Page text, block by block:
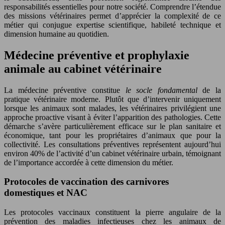
responsabilités essentielles pour notre société. Comprendre l’étendue
des missions vétérinaires permet d’apprécier la complexité de ce
métier qui conjugue expertise scientifique, habileté technique et
dimension humaine au quotidien.
Médecine préventive et prophylaxie
animale au cabinet vétérinaire
La médecine préventive constitue le socle fondamentalde la
pratique vétérinaire moderne. Plutôt que d’intervenir uniquement
lorsque les animaux sont malades, les vétérinaires privilégient une
approche proactive visant à éviter l’apparition des pathologies. Cette
démarche s’avère particulièrement efficace sur le plan sanitaire et
économique, tant pour les propriétaires d’animaux que pour la
collectivité. Les consultations préventives représentent aujourd’hui
environ 40% de l’activité d’un cabinet vétérinaire urbain, témoignant
de l’importance accordée à cette dimension du métier.
Protocoles de vaccination des carnivores
domestiques et NAC
Les protocoles vaccinaux constituent la pierre angulaire de la
prévention des maladies infectieuses chez les animaux de